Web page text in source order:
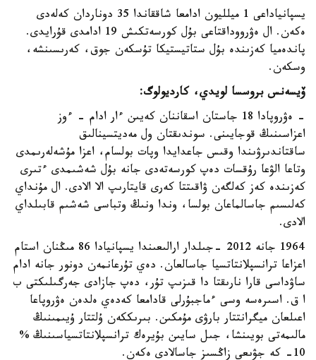
يسپانياداعى 1 ميلليون ادامعا شاققاندا 35 دوناردان كەلەدى
ەكەن. ال ەۋرووداقتاعى بۇل كورسەتكىش 19 ادامدى قۇرايدى.
پاندەميا كەزىندە بۇل ستاتيستيكا تۇسكەن جوق، كەرىسىنشە،
وسكەن.
ۆيسەنس بروسسا لويدي، كارديولوگ:
- ەۋروپادا 18 جاستان اسقاننان كەيىن ءار ادام - ءوز
اعزاسىنىڭ قوجايىنى. سوندىقتان ول مەديتسينالىق
ساقتاندىرۋىندا وقىس جاعدايدا وپات بولسام، اعزا مۇشەلەرىمدى
وتاعا الۋعا رۇقسات دەپ كورسەتەدى جانە بۇل شەشىمدى ءتىرى
كەزىندە كەز كەلگەن ۋاقىتتا كەرى قايتارىپ الا الادى. ال مۇنداي
كەلىسىم جاسالماعان بولسا، وندا ونىڭ وتباسى شەشىم قابىلداي
الادى.
1964 جانە 2012 -جىلدار ارالىعىندا يسپانيادا 86 مىڭنان استام
اعزاعا ترانسپلانتاتسيا جاسالعان. دەي تۇرعانمەن دونور جانە ادام
ساۋداسى قارا نارىقتا دا قىزىپ تۇر، دەپ جازادى جەرگىلىكتى ب
ا ق. اسىرەسە وسى ءماجبۇرلى قادامعا كەدەي ەلدەن ەۋروپاعا
اعىلعان ميگرانتتار بارۋى مۇمكىن. بىرىككەن ۇلتتار ۇيىمىنىڭ
مالىمەتى بويىنشا، جىل سايىن بۇيرەك ترانسپلانتاتسياسىنىڭ %
10- كە جۋىعى زاڭسىز جاسالادى ەكەن.